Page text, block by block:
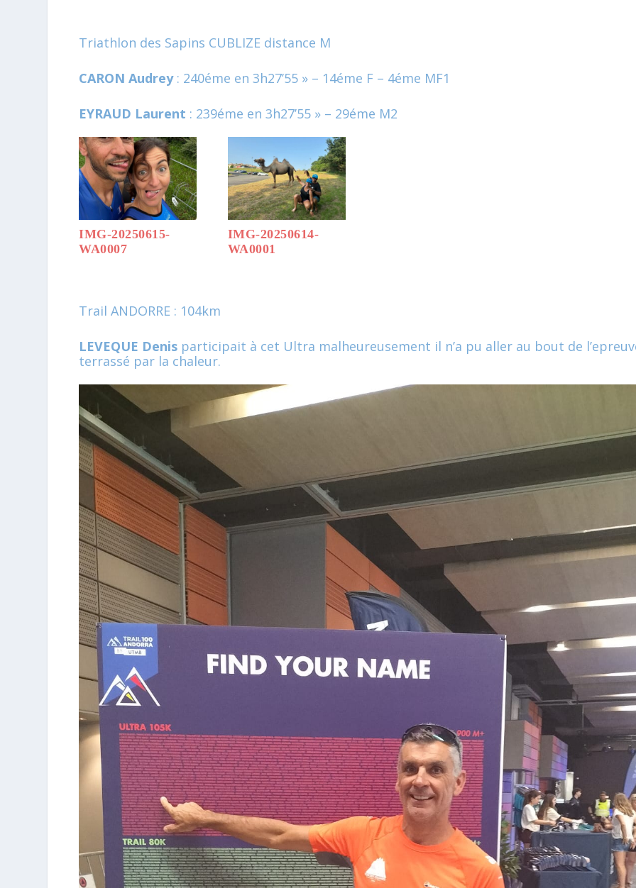
Triathlon des Sapins CUBLIZE distance M
CARON Audrey: 240éme en 3h27’55 » – 14éme F – 4éme MF1
EYRAUD Laurent : 239éme en 3h27’55 » – 29éme M2
IMG-20250615-
WA0007
IMG-20250614-
WA0001
Trail ANDORRE : 104km
LEVEQUE Denis participait à cet Ultra malheureusement il n’a pu aller au bout de
terrassé par la chaleur.